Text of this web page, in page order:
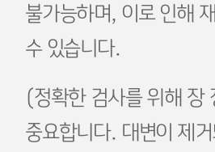
불가능하며, 이로 인해
수 있습니다.
(정확한 검사를 위해 장
중요합니다. 대변이 제